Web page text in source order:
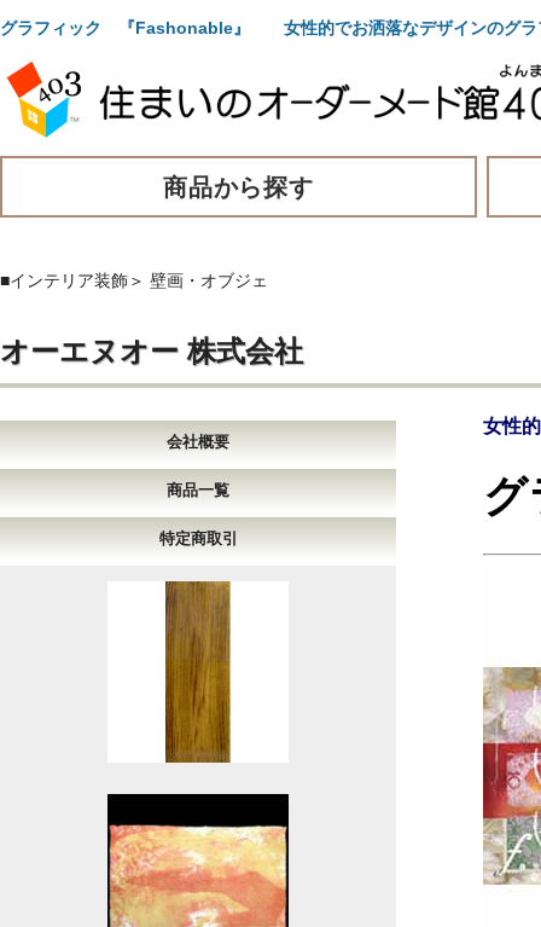
グラフィック 『Fashonable』 女性的でお洒落なデザインのグラ
商品から探す
■インテリア装飾＞ 壁画・オブジェ
オーエヌオー 株式会社
会社概要
商品一覧
特定商取引
女性